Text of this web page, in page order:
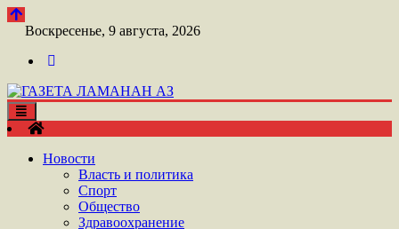
Перейти
Воскресенье, 9 августа, 2026
ГАЗЕТА ЛАМАНАН АЗ
ШАТОЙСКАЯ ГАЗЕТА ЛАМАНАН АЗ
Toggle
navigation
Новости
Власть и политика
Спорт
Общество
Здравоохранение